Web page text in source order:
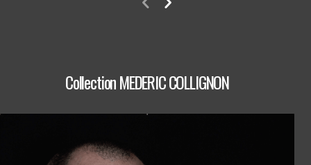
Collection MEDERIC COLLIGNON